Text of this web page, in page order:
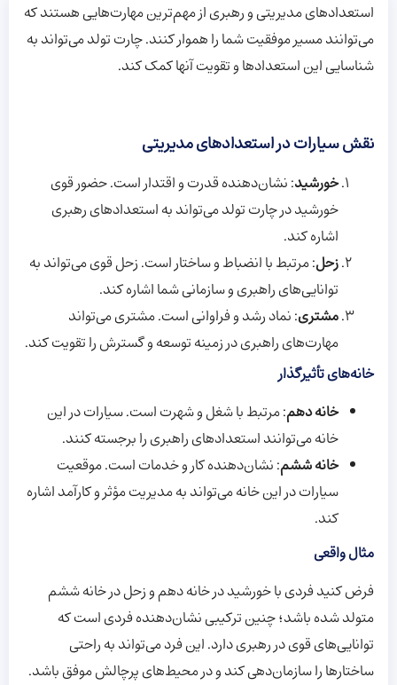
استعدادهای مدیریتی و رهبری از مهم‌ترین مهارت‌هایی هستند که
می‌توانند مسیر موفقیت شما را هموار کنند. چارت تولد می‌تواند به
شناسایی این استعدادها و تقویت آنها کمک کند.
نقش سیارات در استعدادهای مدیریتی
خورشید: نشان‌دهنده قدرت و اقتدار است. حضور قوی
خورشید در چارت تولد می‌تواند به استعدادهای رهبری
اشاره کند.
زحل: مرتبط با انضباط و ساختار است. زحل قوی می‌تواند به
توانایی‌های راهبری و سازمانی شما اشاره کند.
مشتری: نماد رشد و فراوانی است. مشتری می‌تواند
مهارت‌های راهبری در زمینه توسعه و گسترش را تقویت کند.
خانه‌های تأثیرگذار
خانه دهم: مرتبط با شغل و شهرت است. سیارات در این
خانه می‌توانند استعدادهای راهبری را برجسته کنند.
خانه ششم: نشان‌دهنده کار و خدمات است. موقعیت
سیارات در این خانه می‌تواند به مدیریت مؤثر و کارآمد اشاره
کند.
مثال واقعی
فرض کنید فردی با خورشید در خانه دهم و زحل در خانه ششم
متولد شده باشد؛ چنین ترکیبی نشان‌دهنده فردی است که
توانایی‌های قوی در رهبری دارد. این فرد می‌تواند به راحتی
ساختارها را سازمان‌دهی کند و در محیط‌های پرچالش موفق باشد.